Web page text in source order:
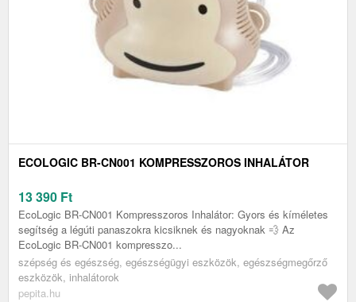
ECOLOGIC BR-CN001 KOMPRESSZOROS INHALÁTOR
13 390 Ft
EcoLogic BR-CN001 Kompresszoros Inhalátor: Gyors és kíméletes
segítség a légúti panaszokra kicsiknek és nagyoknak 💨 Az
EcoLogic BR-CN001 kompresszo...
szépség és egészség, egészségügyi eszközök, egészségmegőrző
eszközök, inhalátorok
pepita.hu